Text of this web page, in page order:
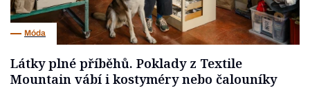
Móda
Látky plné příběhů. Poklady z Textile
Mountain vábí i kostyméry nebo čalouníky